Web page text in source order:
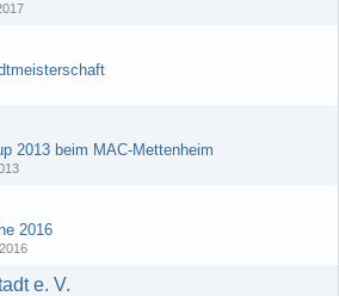
2013 beim MAC-Mettenheim
2016
e. V.